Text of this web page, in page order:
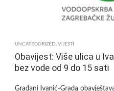
UNCATEGORIZED, VIJESTI
Obavijest: Više ulica u
bez vode od 9 do 15 sati
Građani Ivanić-Grada